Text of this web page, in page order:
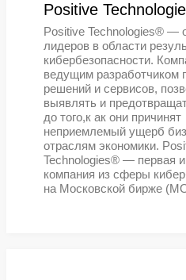
программного
успешных
России и
®